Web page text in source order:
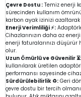
Çevre Dostu : Temiz enerji
sürecinden kullanım
karbon ayak izinizi azaltarak
Enerji Verimliliği ⚡:
Cihazlarınızın daha az
enerji faturalarınızı
olur.
Uzun Ömürlü ve Güvenilir ⏳:
kullanılarak üretilen
performansı sayesinde
Sürdürülebilirlik ♻️: Geri
çevre dostu bir tercih